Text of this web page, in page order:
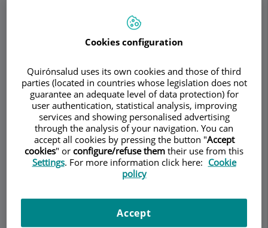
ServeisEquip ContacteHorari
Lesiones de menisco
¿Qué son los meniscos? ¿Cuál es su
función?
Los meniscos son estructuras fibro-cartilaginosas
de forma triangular, presentes en determinadas
articulaciones como la rodilla, donde se
encuentran insertadas en la tibia y acompañan al
Cookies configuration
Quirónsalud uses its own cookies and those of third
parties (located in countries whose legislation does not
guarantee an adequate level of data protection) for
user authentication, statistical analysis, improving
services and showing personalised advertising
through the analysis of your navigation. You can
accept all cookies by pressing the button "Accept
cookies" or configure/refuse them their use from this
Settings. For more information click here: Cookie
policy
Accept